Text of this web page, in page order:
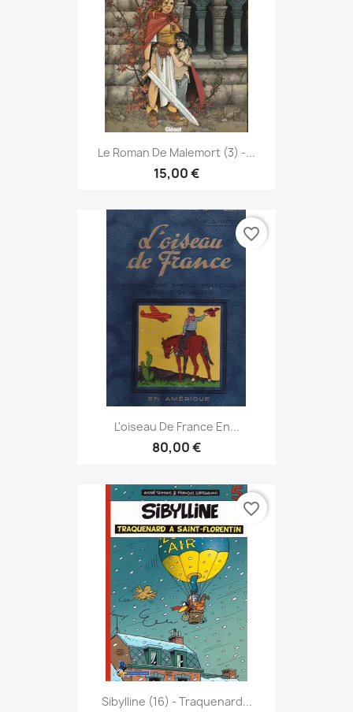
Le Roman De Malemort (3) -...
15,00 €
L'oiseau De France En...
80,00 €
favorite_border
Sibylline (16) - Traquenard...
favorite_border